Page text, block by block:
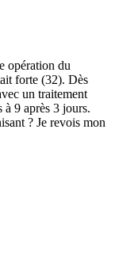
opération du
forte (32). Dès
un traitement
à 9 après 3 jours.
? Je revois mon